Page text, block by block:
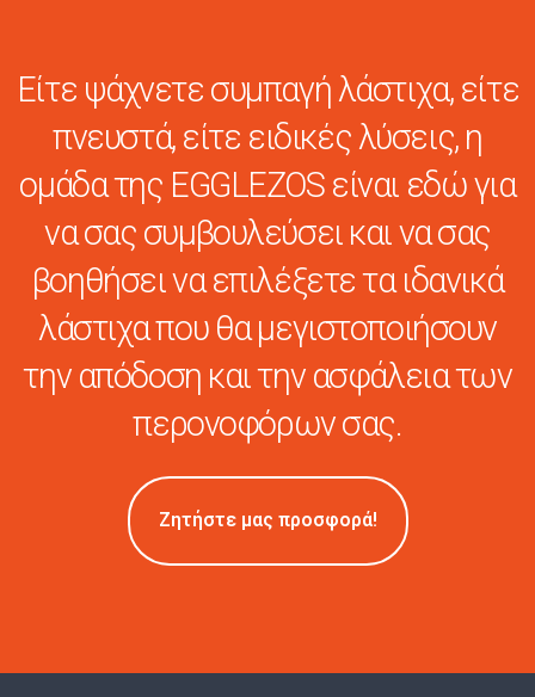
Είτε ψάχνετε συμπαγή λάστιχα, είτε
πνευστά, είτε ειδικές λύσεις, η
ομάδα της EGGLEZOS είναι εδώ για
να σας συμβουλεύσει και να σας
βοηθήσει να επιλέξετε τα ιδανικά
λάστιχα που θα μεγιστοποιήσουν
την απόδοση και την ασφάλεια των
περονοφόρων σας.
Ζητήστε μας προσφορά!